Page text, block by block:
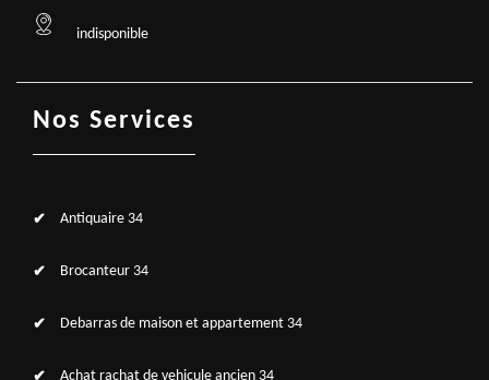
indisponible
Nos Services
Antiquaire 34
Brocanteur 34
Debarras de maison et appartement 34
Achat rachat de vehicule ancien 34